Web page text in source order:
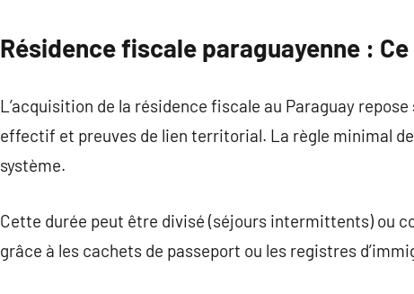
Résidence fiscale paraguayenne :
L’acquisition de la résidence fiscale au Paraguay
effectif et preuves de lien territorial. La règle minimal
système.
Cette durée peut être divisé (séjours intermittents) ou
grâce à les cachets de passeport ou les registres